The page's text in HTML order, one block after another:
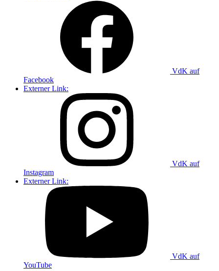
VdK auf
Facebook
Externer Link:
VdK auf
Instagram
Externer Link:
VdK auf
YouTube